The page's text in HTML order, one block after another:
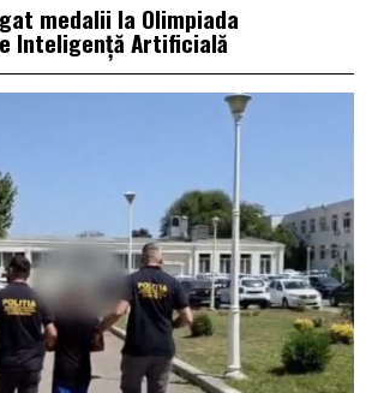
medalii la Olimpiada
Inteligență Artificială